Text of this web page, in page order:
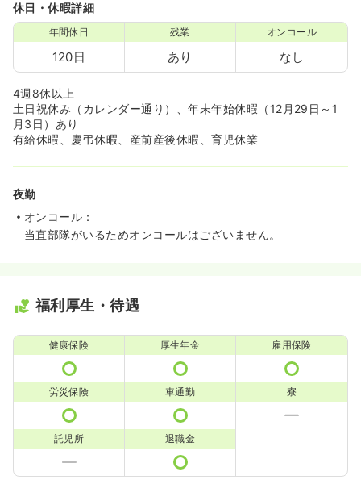
休日・休暇詳細
年間休日
120日
残業
あり
オンコール
なし
4週8休以上
土日祝休み（カレンダー通り）、年末年始休暇（12月29日～1
月3日）あり
有給休暇、慶弔休暇、産前産後休暇、育児休業
夜勤
オンコール：
当直部隊がいるためオンコールはございません。
福利厚生・待遇
健康保険 厚生年金 雇用保険
労災保険 車通勤 寮
託児所 退職金